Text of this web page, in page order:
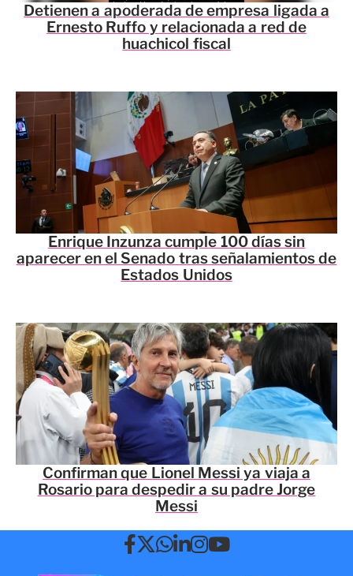
Detienen a apoderada de empresa ligada a
Ernesto Ruffo y relacionada a red de
huachicol fiscal
Enrique Inzunza cumple 100 días sin
aparecer en el Senado tras señalamientos de
Estados Unidos
Confirman que Lionel Messi ya viaja a
Rosario para despedir a su padre Jorge
Messi